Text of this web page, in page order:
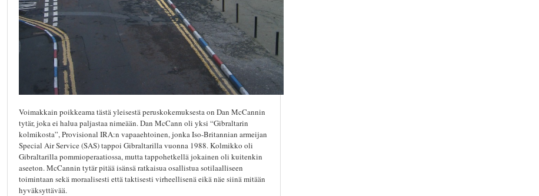
Voimakkain poikkeama tästä yleisestä peruskokemuksesta on Dan McCannin
tytär, joka ei halua paljastaa nimeään. Dan McCann oli yksi “Gibraltarin
kolmikosta”, Provisional IRA:n vapaaehtoinen, jonka Iso-Britannian armeijan
Special Air Service (SAS) tappoi Gibraltarilla vuonna 1988. Kolmikko oli
Gibraltarilla pommioperaatiossa, mutta tappohetkellä jokainen oli kuitenkin
aseeton. McCannin tytär pitää isänsä ratkaisua osallistua sotilaalliseen
toimintaan sekä moraalisesti että taktisesti virheellisenä eikä näe siinä mitään
hyväksyttävää.